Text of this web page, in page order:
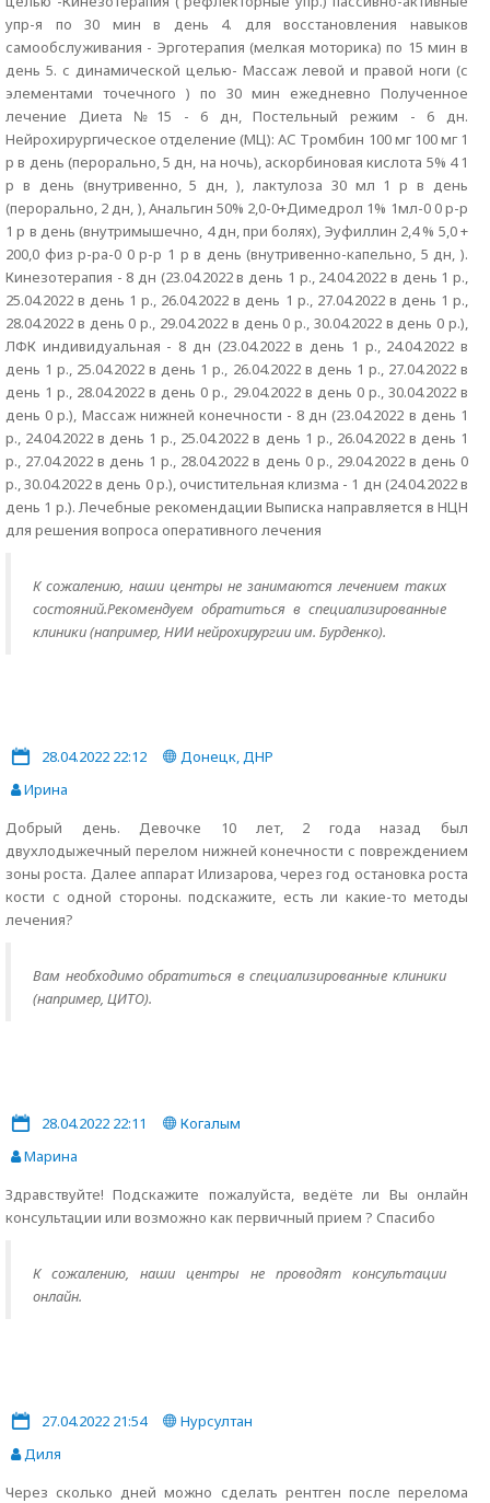
К сожалению, наши центры не занимаются лечением таких
состояний.Рекомендуем обратиться в специализированные
клиники (например, НИИ нейрохирургии им. Бурденко).
28.04.2022 22:12
Донецк, ДНР
Ирина
Добрый день. Девочке 10 лет, 2 года назад был
двухлодыжечный перелом нижней конечности с повреждением
зоны роста. Далее аппарат Илизарова, через год остановка роста
кости с одной стороны. подскажите, есть ли какие-то методы
лечения?
Вам необходимо обратиться в специализированные клиники
(например, ЦИТО).
28.04.2022 22:11
Когалым
Марина
Здравствуйте! Подскажите пожалуйста, ведёте ли Вы онлайн
консультации или возможно как первичный прием ? Спасибо
К сожалению, наши центры не проводят консультации
онлайн.
27.04.2022 21:54
Нурсултан
Диля
Через сколько дней можно сделать рентген после перелома